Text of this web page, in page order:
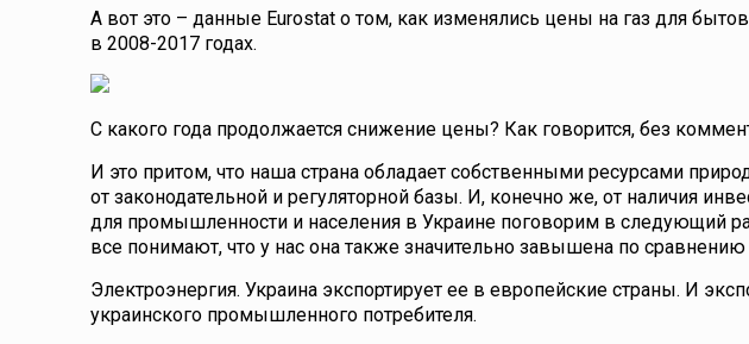
А вот это – данные Eurostat о том, как изменялись цены на газ для
в 2008-2017 годах.
С какого года продолжается снижение цены? Как говорится, без
И это притом, что наша страна обладает собственными ресурсами
от законодательной и регуляторной базы. И, конечно же, от наличия
для промышленности и населения в Украине поговорим в следующий
все понимают, что у нас она также значительно завышена по
Электроэнергия. Украина экспортирует ее в европейские страны. И
украинского промышленного потребителя.